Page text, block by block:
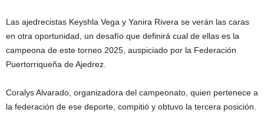
Las ajedrecistas Keyshla Vega y Yanira Rivera se verán las caras
en otra oportunidad, un desafío que definirá cual de ellas es la
campeona de este torneo 2025, auspiciado por la Federación
Puertorriqueña de Ajedrez.
Coralys Alvarado, organizadora del campeonato, quien pertenece a
la federación de ese deporte, compitió y obtuvo la tercera posición.